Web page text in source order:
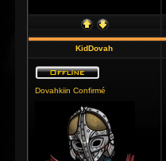
KidDovah
Dovahkiin Confirmé